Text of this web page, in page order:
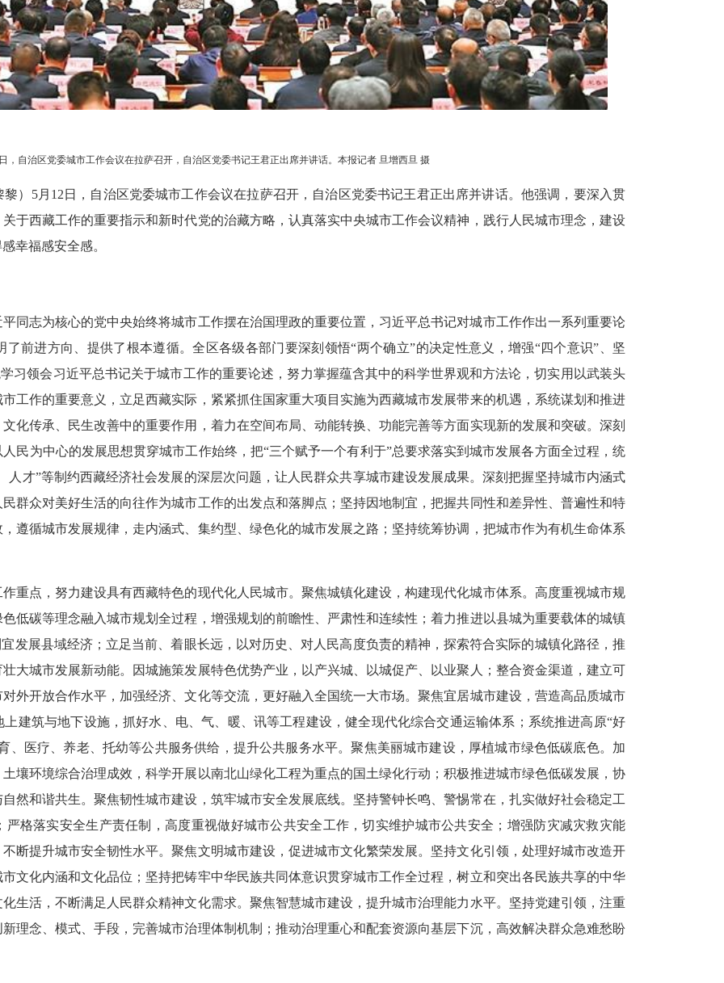
，自治区党委城市工作会议在拉萨召开，自治区党委书记王君正出席并讲话。本报记者 旦增西旦 摄
）5月12日，自治区党委城市工作会议在拉萨召开，自治区党委书记王君正出席并讲话。他强调，要深入贯
于西藏工作的重要指示和新时代党的治藏方略，认真落实中央城市工作会议精神，践行人民城市理念，建设
幸福感安全感。
同志为核心的党中央始终将城市工作摆在治国理政的重要位置，习近平总书记对城市工作作出一系列重要论
前进方向、提供了根本遵循。全区各级各部门要深刻领悟“两个确立”的决定性意义，增强“四个意识”、坚
习领会习近平总书记关于城市工作的重要论述，努力掌握蕴含其中的科学世界观和方法论，切实用以武装头
工作的重要意义，立足西藏实际，紧紧抓住国家重大项目实施为西藏城市发展带来的机遇，系统谋划和推进
化传承、民生改善中的重要作用，着力在空间布局、动能转换、功能完善等方面实现新的发展和突破。深刻
民为中心的发展思想贯穿城市工作始终，把“三个赋予一个有利于”总要求落实到城市发展各方面全过程，统
人才”等制约西藏经济社会发展的深层次问题，让人民群众共享城市建设发展成果。深刻把握坚持城市内涵式
群众对美好生活的向往作为城市工作的出发点和落脚点；坚持因地制宜，把握共同性和差异性、普遍性和特
遵循城市发展规律，走内涵式、集约型、绿色化的城市发展之路；坚持统筹协调，把城市作为有机生命体系
重点，努力建设具有西藏特色的现代化人民城市。聚焦城镇化建设，构建现代化城市体系。高度重视城市规
低碳等理念融入城市规划全过程，增强规划的前瞻性、严肃性和连续性；着力推进以县城为重要载体的城镇
发展县域经济；立足当前、着眼长远，以对历史、对人民高度负责的精神，探索符合实际的城镇化路径，推
大城市发展新动能。因城施策发展特色优势产业，以产兴城、以城促产、以业聚人；整合资金渠道，建立可
外开放合作水平，加强经济、文化等交流，更好融入全国统一大市场。聚焦宜居城市建设，营造高品质城市
建筑与地下设施，抓好水、电、气、暖、讯等工程建设，健全现代化综合交通运输体系；系统推进高原“好
、医疗、养老、托幼等公共服务供给，提升公共服务水平。聚焦美丽城市建设，厚植城市绿色低碳底色。加
壤环境综合治理成效，科学开展以南北山绿化工程为重点的国土绿化行动；积极推进城市绿色低碳发展，协
然和谐共生。聚焦韧性城市建设，筑牢城市安全发展底线。坚持警钟长鸣、警惕常在，扎实做好社会稳定工
格落实安全生产责任制，高度重视做好城市公共安全工作，切实维护城市公共安全；增强防灾减灾救灾能
断提升城市安全韧性水平。聚焦文明城市建设，促进城市文化繁荣发展。坚持文化引领，处理好城市改造开
文化内涵和文化品位；坚持把铸牢中华民族共同体意识贯穿城市工作全过程，树立和突出各民族共享的中华
生活，不断满足人民群众精神文化需求。聚焦智慧城市建设，提升城市治理能力水平。坚持党建引领，注重
理念、模式、手段，完善城市治理体制机制；推动治理重心和配套资源向基层下沉，高效解决群众急难愁盼